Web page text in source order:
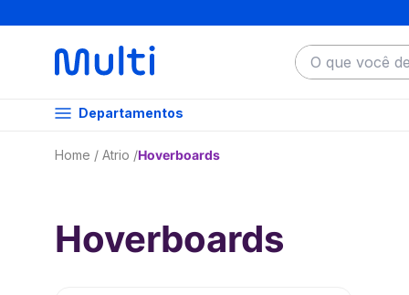
O que você
Departamentos
Atrio Hoverboards
Hoverboards